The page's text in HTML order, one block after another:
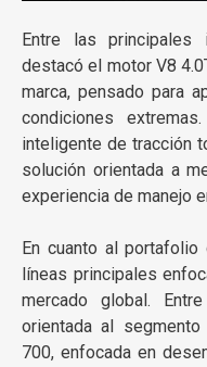
Entre las principales
destacó el motor V8
marca, pensado para
condiciones
inteligente de tracción
solución orientada a
experiencia de manejo
En cuanto al
líneas principales
mercado global.
orientada al
700, enfocada en